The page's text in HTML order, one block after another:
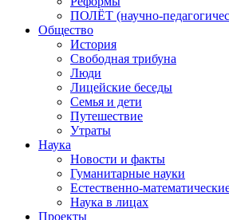
ПОЛЁТ (научно-
Общество
История
Свободная трибуна
Люди
Лицейские беседы
Семья и дети
Путешествие
Утраты
Наука
Новости и факты
Гуманитарные науки
Естественно-
Наука в лицах
Проекты